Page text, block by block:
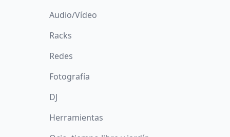
Audio/Vídeo
Racks
Redes
Fotografía
DJ
Herramientas